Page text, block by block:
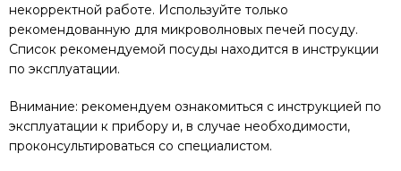
некорректной работе. Используйте только
рекомендованную для микроволновых печей посуду.
Список рекомендуемой посуды находится в инструкции
по эксплуатации.
Внимание: рекомендуем ознакомиться с инструкцией по
эксплуатации к прибору и, в случае необходимости,
проконсультироваться со специалистом.